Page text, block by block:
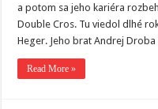
a potom sa jeho kariéra
Double Cros. Tu viedol dlhé
Heger. Jeho brat Andrej Droba
Read More »